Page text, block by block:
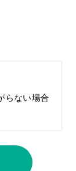
らない場合